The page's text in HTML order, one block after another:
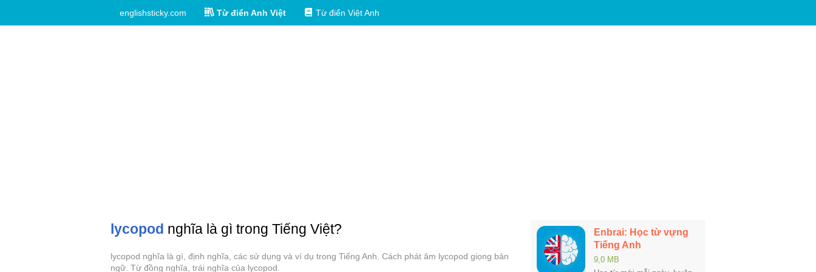
englishsticky.com Từ điển Anh Việt Từ điển Việt Anh
lycopod nghĩa là gì trong Tiếng Việt?
lycopod nghĩa là gì, định nghĩa, các sử dụng và ví dụ trong Tiếng Anh. Cách phát âm lycopod giọng bản
ngữ. Từ đồng nghĩa, trái nghĩa của lycopod.
Enbrai: Học từ vựng
Tiếng Anh
9,0 MB